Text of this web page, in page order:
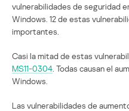
vulnerabilidades de seguridad
Windows. 12 de estas
importantes.
Casi la mitad de estas
MS11-0304 . Todas causan el
Windows.
Las vulnerabilidades de